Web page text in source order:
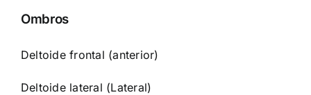
Ombros
Deltoide frontal (anterior)
Deltoide lateral (Lateral)